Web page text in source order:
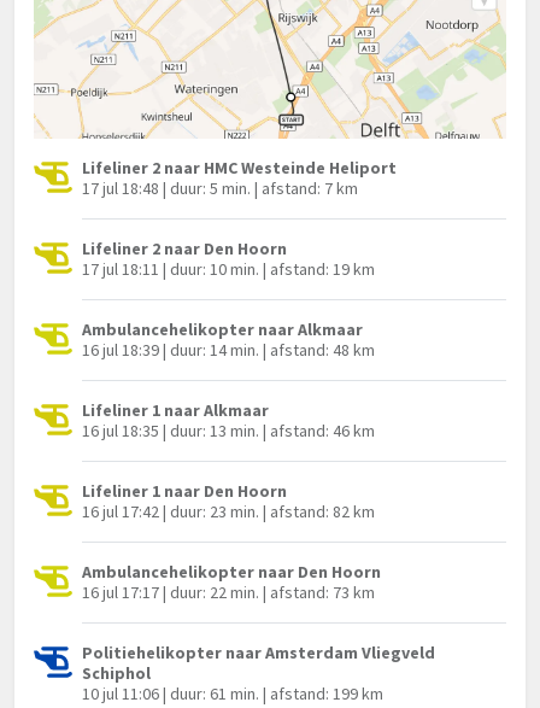
Lifeliner 2 naar HMC Westeinde Heliport
17 jul 18:48 | duur: 5 min. | afstand: 7 km
Lifeliner 2 naar Den Hoorn
17 jul 18:11 | duur: 10 min. | afstand: 19 km
Ambulancehelikopter naar Alkmaar
16 jul 18:39 | duur: 14 min. | afstand: 48 km
Lifeliner 1 naar Alkmaar
16 jul 18:35 | duur: 13 min. | afstand: 46 km
Lifeliner 1 naar Den Hoorn
16 jul 17:42 | duur: 23 min. | afstand: 82 km
Ambulancehelikopter naar Den Hoorn
16 jul 17:17 | duur: 22 min. | afstand: 73 km
Politiehelikopter naar Amsterdam Vliegveld
Schiphol
10 jul 11:06 | duur: 61 min. | afstand: 199 km